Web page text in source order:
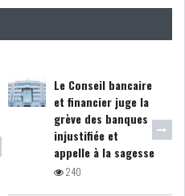
Le Conseil bancaire
et financier juge la
grève des banques
injustifiée et
appelle à la sagesse
240